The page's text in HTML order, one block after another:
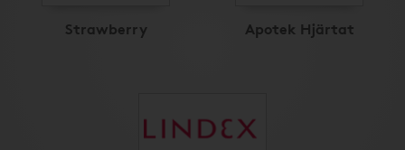
Strawberry Apotek Hjärtat